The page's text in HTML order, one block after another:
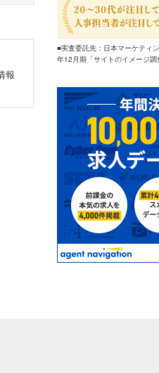
報
■実査委託先：日本マーケティ
年12月期「サイトのイメージ調